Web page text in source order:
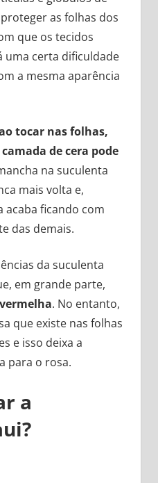
as folhas dos
que os tecidos
uma certa dificuldade
a mesma aparência
tocar nas folhas,
de cera pode
na suculenta
mais volta e,
acaba ficando com
das demais.
da suculenta
em grande parte,
. No entanto,
que existe nas folhas
e isso deixa a
para o rosa.
a